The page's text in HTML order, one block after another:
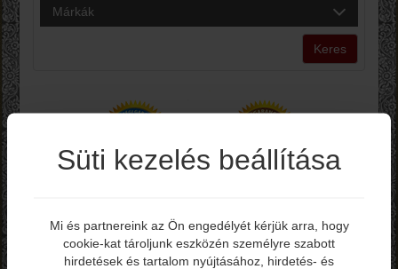
Márkák
Keres
Elmúltál már 18 éves?
Süti kezelés beállítása
Mi és partnereink az Ön engedélyét kérjük arra, hogy
cookie-kat tároljunk eszközén személyre szabott
hirdetések és tartalom nyújtásához, hirdetés- és